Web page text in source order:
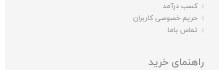
کسب درآمد
حریم خصوصی کاربران
تماس باما
راهنمای خرید